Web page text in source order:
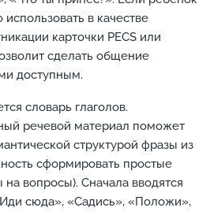
в качестве
карточки PEСS или
сделать общение
доступным.
словарь глаголов.
речевой материал поможет
структурой фразы из
сформировать простые
вопросы). Сначала вводятся
сюда», «Садись», «Положи»,